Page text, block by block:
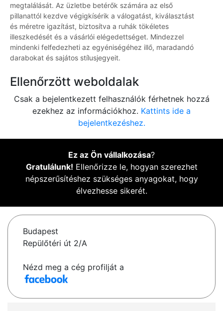
megtalálását. Az üzletbe betérők számára az első
pillanattól kezdve végigkísérik a válogatást, kiválasztást
és méretre igazítást, biztosítva a ruhák tökéletes
illeszkedését és a vásárlói elégedettséget. Mindezzel
mindenki felfedezheti az egyéniségéhez illő, maradandó
darabokat és sajátos stílusjegyeit.
Ellenőrzött weboldalak
Csak a bejelentkezett felhasználók férhetnek hozzá
ezekhez az információkhoz. Kattints ide a
bejelentkezéshez.
Ez az Ön vállalkozása?
Gratulálunk! Ellenőrizze le, hogyan szerezhet
népszerűsítéshez szükséges anyagokat, hogy
élvezhesse sikerét.
Budapest
Repülőtéri út 2/A
Nézd meg a cég profilját a